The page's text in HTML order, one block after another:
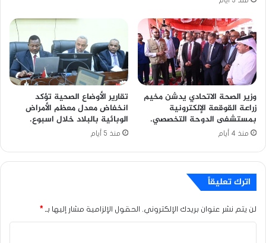
وزير الصحة الاتحادي يدشن مخيم
زراعة القوقعة الإلكترونية
بمستشفى الدوحة التخصصي.
منذ 4 أيام
تقارير الأوضاع الصحية تؤكد
انخفاض معدل معظم الأمراض
الوبائية بالبلاد خلال اسبوع.
منذ 5 أيام
اترك تعليقاً
لن يتم نشر عنوان بريدك الإلكتروني. الحقول الإلزامية مشار إليها بـ *